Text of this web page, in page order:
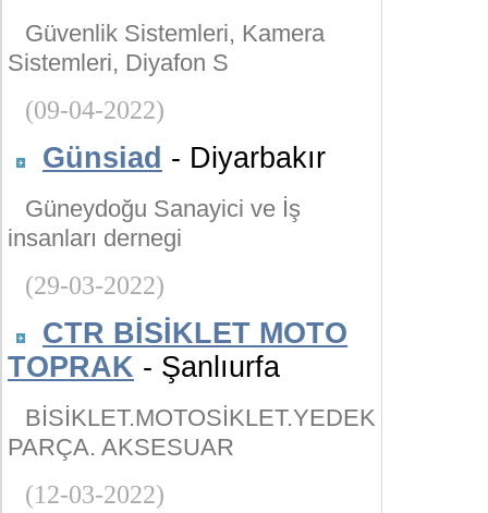
Güvenlik Sistemleri, Kamera
Sistemleri, Diyafon S
(09-04-2022)
Günsiad - Diyarbakır
Güneydoğu Sanayici ve İş
insanları dernegi
(29-03-2022)
CTR BİSİKLET MOTO
TOPRAK - Şanlıurfa
BİSİKLET.MOTOSİKLET.YEDEK
PARÇA. AKSESUAR
(12-03-2022)